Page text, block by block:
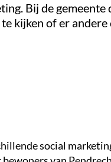
Bij de
kijken of er andere
social